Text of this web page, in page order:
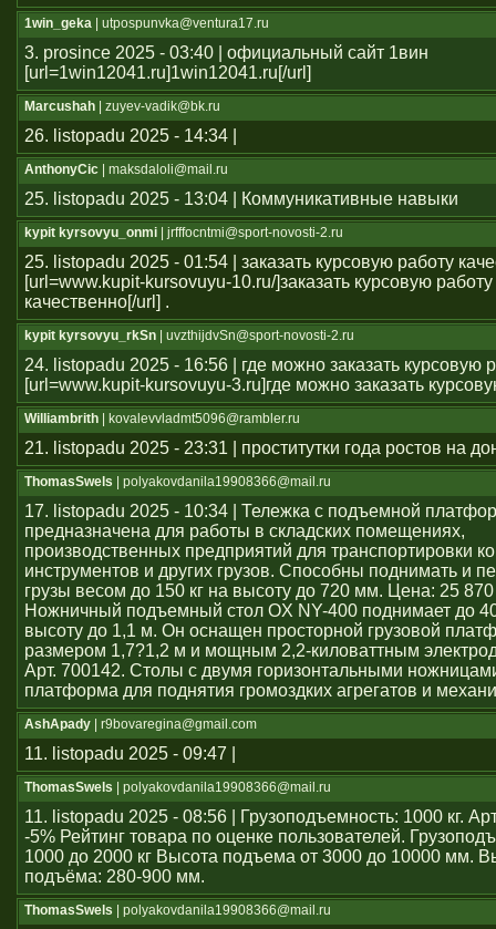
1win_geka | utpospunvka@ventura17.ru
3. prosince 2025 - 03:40 | официальный сайт 1вин
[url=1win12041.ru]1win12041.ru[/url]
Marcushah | zuyev-vadik@bk.ru
26. listopadu 2025 - 14:34 |
AnthonyCic | maksdaloli@mail.ru
25. listopadu 2025 - 13:04 | Коммуникативные навыки
kypit kyrsovyu_onmi | jrfffocntmi@sport-novosti-2.ru
25. listopadu 2025 - 01:54 | заказать курсовую работу
[url=www.kupit-kursovuyu-10.ru/]заказать курсовую работу
качественно[/url] .
kypit kyrsovyu_rkSn | uvzthijdvSn@sport-novosti-2.ru
24. listopadu 2025 - 16:56 | где можно заказать курсовую
[url=www.kupit-kursovuyu-3.ru]где можно заказать
Williambrith | kovalevvladmt5096@rambler.ru
21. listopadu 2025 - 23:31 | проститутки года ростов на
ThomasSwels | polyakovdanila19908366@mail.ru
17. listopadu 2025 - 10:34 | Тележка с подъемной
предназначена для работы в складских помещениях,
производственных предприятий для транспортировки
инструментов и других грузов. Способны поднимать и
грузы весом до 150 кг на высоту до 720 мм. Цена: 25
Ножничный подъемный стол OX NY-400 поднимает до
высоту до 1,1 м. Он оснащен просторной грузовой
размером 1,7?1,2 м и мощным 2,2-киловаттным
Арт. 700142. Столы с двумя горизонтальными
платформа для поднятия громоздких агрегатов и
AshApady | r9bovaregina@gmail.com
11. listopadu 2025 - 09:47 |
ThomasSwels | polyakovdanila19908366@mail.ru
11. listopadu 2025 - 08:56 | Грузоподъемность: 1000 кг.
-5% Рейтинг товара по оценке пользователей.
1000 до 2000 кг Высота подъема от 3000 до 10000 мм.
подъёма: 280-900 мм.
ThomasSwels | polyakovdanila19908366@mail.ru